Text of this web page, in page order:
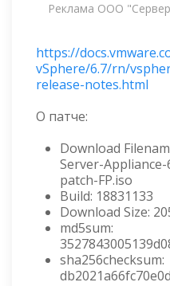
Реклама ООО
https://
vSphere/6.7/rn/
release-notes.html
О патче:
Download
Server-Appliance-
patch-FP.iso
Build: 18831133
Download Size:
md5sum:
sha256checksum: